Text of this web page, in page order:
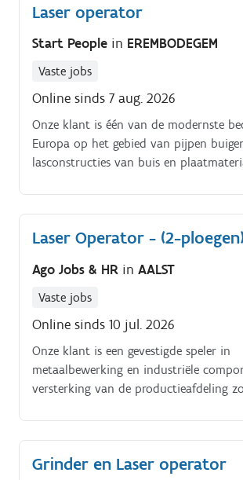
Laser operator
Start People in EREMBODEGEM
Vaste jobs
Online sinds 7 aug. 2026
Onze klant is één van de modernste
Europa op het gebied van pijpen
lasconstructies van buis en
andersoortige producten.
Laser Operator - (2-
Ago Jobs & HR in AALST
Vaste jobs
Online sinds 10 jul. 2026
Onze klant is een gevestigde speler in
metaalbewerking en industriële
versterking van de productieafdeling
Grinder en Laser operator